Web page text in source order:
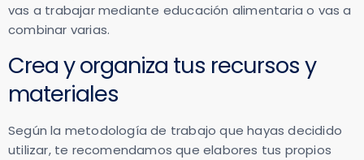
vas a trabajar mediante educación alimentaria o vas a
combinar varias.
Crea y organiza tus recursos y
materiales
Según la metodología de trabajo que hayas decidido
utilizar, te recomendamos que elabores tus propios